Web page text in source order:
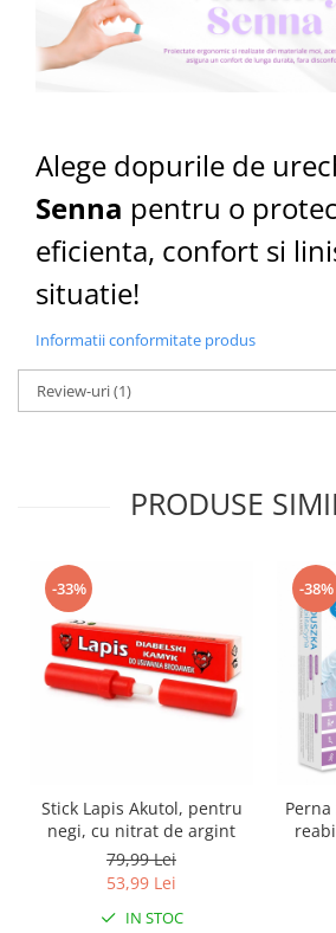
Alege dopurile de
Senna pentru o
eficienta, confort si
situatie!
Informatii conformitate produs
Review-uri(1)
PRODUSE
-33%
Stick Lapis Akutol, pentru
negi, cu nitrat de argint
79,99 Lei
53,99 Lei
IN STOC
-38%